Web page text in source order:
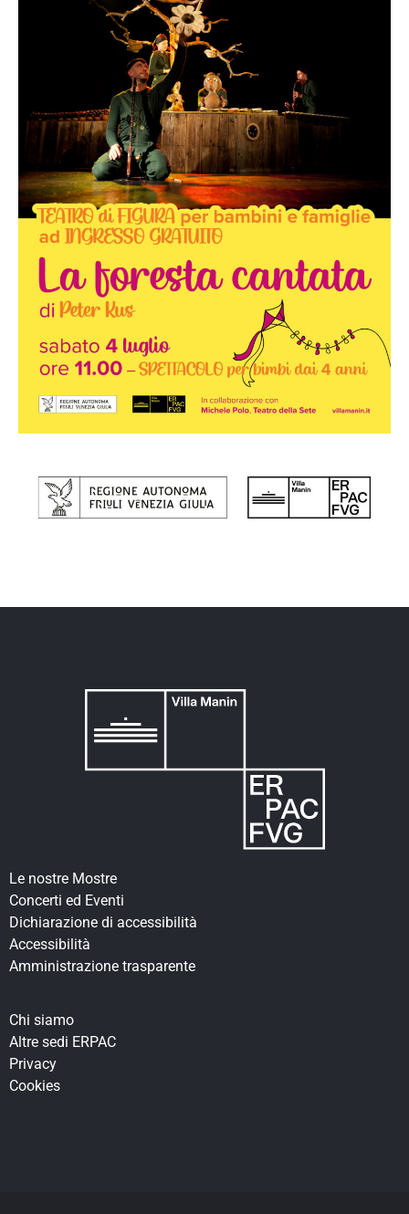
Le nostre Mostre
Concerti ed Eventi
Dichiarazione di accessibilità
Accessibilità
Amministrazione trasparente
Chi siamo
Altre sedi ERPAC
Privacy
Cookies